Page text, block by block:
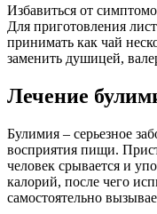
Избавиться от
Для приготовления
принимать как чай
заменить душицей,
Лечение
Булимия – серьезное
восприятия пищи.
человек срывается и
калорий, после чего
самостоятельно